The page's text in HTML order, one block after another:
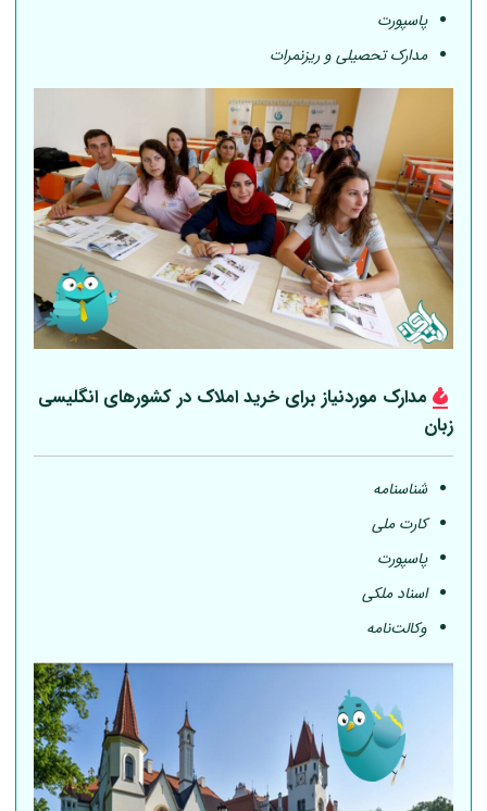
پاسپورت
مدارک تحصیلی و ریزنمرات
مدارک موردنیاز برای خرید املاک در کشورهای انگلیسی
زبان
شناسنامه
کارت ملی
پاسپورت
اسناد ملکی
وکالت‌نامه